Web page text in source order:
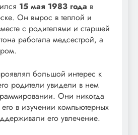
15 мая 1983 года в
Он вырос в теплой и
с родителями и старшей
работала медсестрой, а
большой интерес к
родители увидели в нем
Они никогда
в изучении компьютерных
его увлечение.